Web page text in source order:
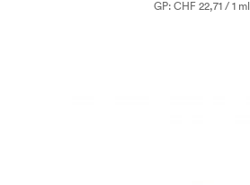
GP: CHF 22,71 / 1 ml